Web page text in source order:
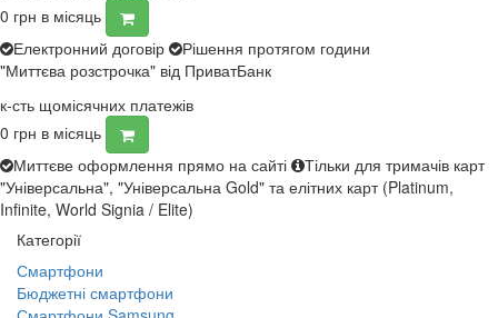
0 грн в місяць
Електронний договір
Рішення протягом години
"Миттєва розстрочка" від ПриватБанк
к-сть щомісячних платежів
0 грн в місяць
Миттєве оформлення прямо на сайті
Тільки для тримачів карт
"Універсальна", "Універсальна Gold" та елітних карт (Platinum,
Infinite, World Signia / Elite)
Категорії
Смартфони
Бюджетні смартфони